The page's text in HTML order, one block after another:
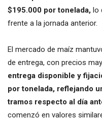
$195.000 por tonelada, lo
frente a la jornada anterior.
El mercado de maíz
de entrega, con precios
entrega disponible y
por tonelada, reflejando
tramos respecto al día
comenzó en valores